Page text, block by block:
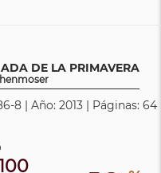
DE LA PRIMAVERA
8 | Año: 2013 | Páginas: 64